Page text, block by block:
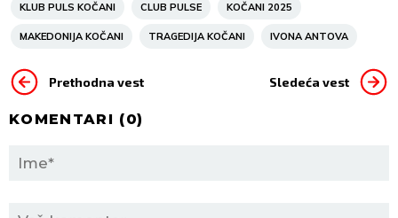
KLUB PULS KOČANI CLUB PULSE KOČANI 2025
MAKEDONIJA KOČANI TRAGEDIJA KOČANI IVONA ANTOVA
Prethodna vest Sledeća vest
KOMENTARI (0)